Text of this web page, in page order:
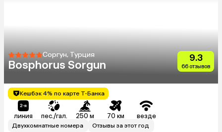
Соргун, Турция
Bosphorus Sorgun
9.3
66 отзывов
Кешбэк 4% по карте Т-Банка
линия пес./гал. 250 м 70 км везде
Двухкомнатные номера
Отзывы за этот год